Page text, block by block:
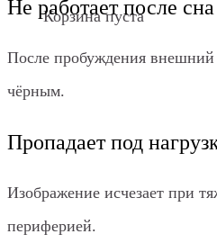
Корзина пуста
Не работает после сна
После пробуждения внешний
чёрным.
Пропадает под
Изображение исчезает при
периферией.